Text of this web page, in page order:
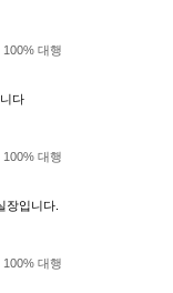
대행
다
대행
장입니다.
대행